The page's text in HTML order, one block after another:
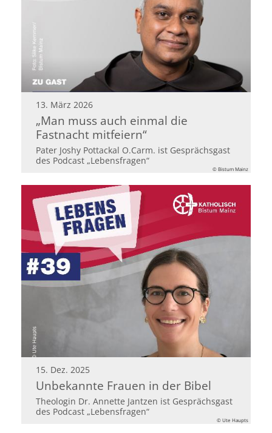
13. März 2026
„Man muss auch einmal die
Fastnacht mitfeiern“
Pater Joshy Pottackal O.Carm. ist Gesprächsgast
des Podcast „Lebensfragen“
© Bistum Mainz
15. Dez. 2025
Unbekannte Frauen in der Bibel
Theologin Dr. Annette Jantzen ist Gesprächsgast
des Podcast „Lebensfragen“
© Ute Haupts